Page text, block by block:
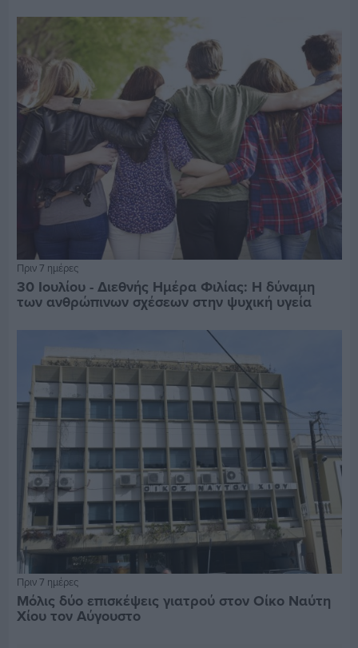
Πριν 7 ημέρες
30 Ιουλίου - Διεθνής Ημέρα Φιλίας: Η δύναμη
των ανθρώπινων σχέσεων στην ψυχική υγεία
Πριν 7 ημέρες
Μόλις δύο επισκέψεις γιατρού στον Οίκο Ναύτη
Χίου τον Αύγουστο